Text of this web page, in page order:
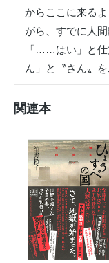
からここに来る
がら、すでに人
「……はい」と
ん」と〝さん〟
関連本